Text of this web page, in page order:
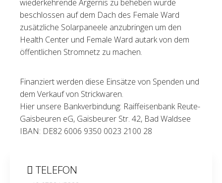
wiederkehrende Ärgernis zu beheben wurde
beschlossen auf dem Dach des Female Ward
zusätzliche Solarpaneele anzubringen um den
Health Center und Female Ward autark von dem
öffentlichen Stromnetz zu machen.
Finanziert werden diese Einsätze von Spenden und
dem Verkauf von Strickwaren.
Hier unsere Bankverbindung: Raiffeisenbank Reute-
Gaisbeuren eG, Gaisbeurer Str. 42, Bad Waldsee
IBAN: DE82 6006 9350 0023 2100 28
TELEFON